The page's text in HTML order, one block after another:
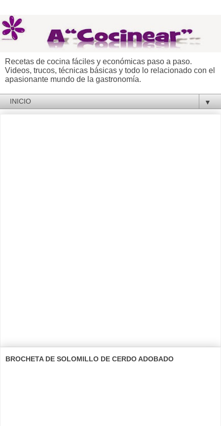
Recetas de cocina fáciles y económicas paso a paso.
Videos, trucos, técnicas básicas y todo lo relacionado con el
apasionante mundo de la gastronomía.
▼
BROCHETA DE SOLOMILLO DE CERDO ADOBADO